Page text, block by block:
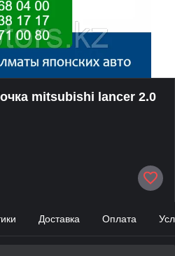
mitsubishi lancer 2.0
Доставка Оплата